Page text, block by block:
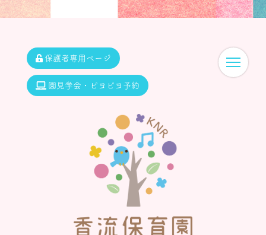
保護者専用ページ
園見学会・ピヨピヨ予約